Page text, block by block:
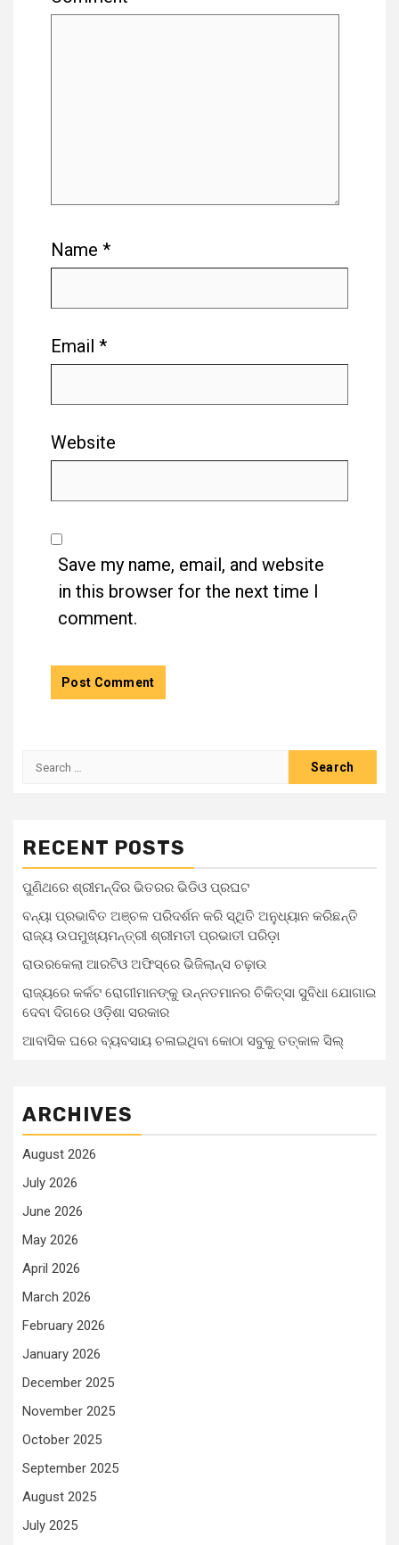
Name *
Email *
Website
Save my name, email, and website
in this browser for the next time I
comment.
RECENT POSTS
ପୁଣିଥରେ ଶ୍ରୀମନ୍ଦିର ଭିତରର ଭିଡିଓ ପ୍ରଘଟ
ବନ୍ୟା ପ୍ରଭାବିତ ଅଞ୍ଚଳ ପରିଦର୍ଶନ କରି ସ୍ଥିତି ଅନୁଧ୍ୟାନ କରିଛନ୍ତି
ରାଜ୍ୟ ଉପମୁଖ୍ୟମନ୍ତ୍ରୀ ଶ୍ରୀମତୀ ପ୍ରଭାତୀ ପରିଡ଼ା
ରାଉରକେଲା ଆରଟିଓ ଅଫିସ୍‌ରେ ଭିଜିଲାନ୍ସ ଚଢ଼ାଉ
ରାଜ୍ୟରେ କର୍କଟ ରୋଗୀମାନଙ୍କୁ ଉନ୍ନତମାନର ଚିକିତ୍ସା ସୁବିଧା ଯୋଗାଇ
ଦେବା ଦିଗରେ ଓଡ଼ିଶା ସରକାର
ଆବାସିକ ଘରେ ବ୍ୟବସାୟ ଚଳାଇଥିବା କୋଠା ସବୁକୁ ତତ୍କାଳ ସିଲ୍‌
ARCHIVES
August 2026
July 2026
June 2026
May 2026
April 2026
March 2026
February 2026
January 2026
December 2025
November 2025
October 2025
September 2025
August 2025
July 2025